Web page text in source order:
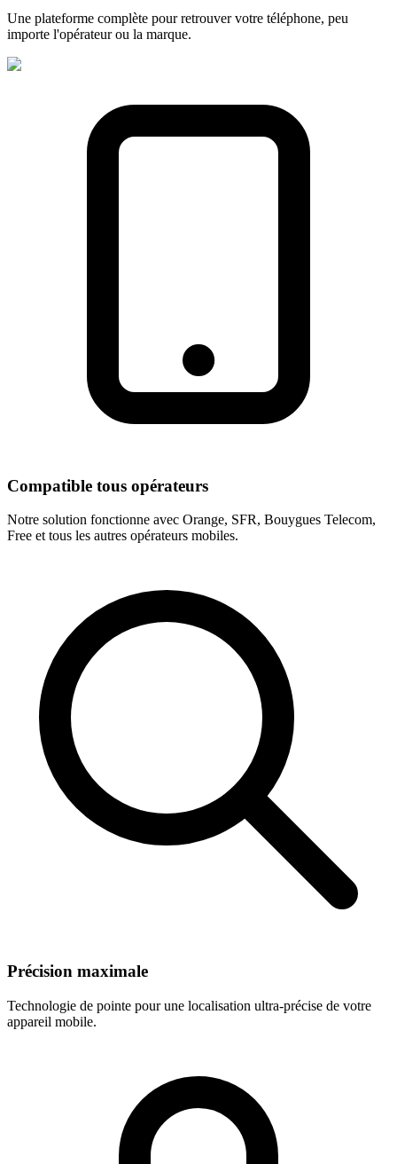
Une plateforme complète pour retrouver votre téléphone, peu
importe l'opérateur ou la marque.
Compatible tous opérateurs
Notre solution fonctionne avec Orange, SFR, Bouygues Telecom,
Free et tous les autres opérateurs mobiles.
Précision maximale
Technologie de pointe pour une localisation ultra-précise de votre
appareil mobile.